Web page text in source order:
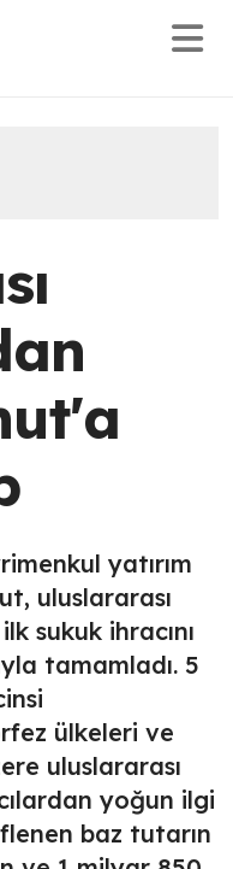
yatırım
uluslararası
sukuk ihracını
tamamladı. 5
ülkeleri ve
uluslararası
yoğun ilgi
baz tutarın